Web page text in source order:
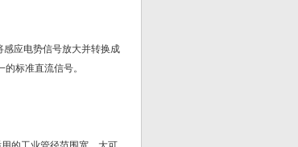
应电势信号放大并转换成
标准直流信号。